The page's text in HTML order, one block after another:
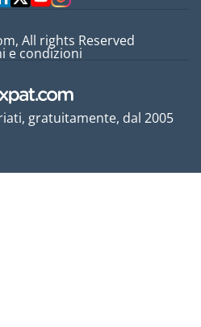
gratuitamente, dal 2005
All rights Reserved
e condizioni